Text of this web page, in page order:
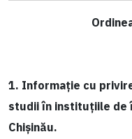
1. Informație cu
studii în instituțiile de
Chișinău.